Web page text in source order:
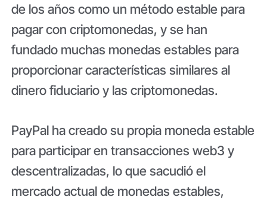
de los años como un método estable para
pagar con criptomonedas, y se han
fundado muchas monedas estables para
proporcionar características similares al
dinero fiduciario y las criptomonedas.
PayPal ha creado su propia moneda estable
para participar en transacciones web3 y
descentralizadas, lo que sacudió el
mercado actual de monedas estables,